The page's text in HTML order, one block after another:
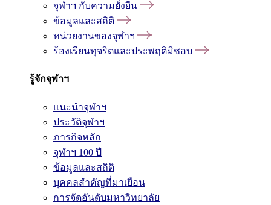
จุฬาฯ กับความยั่งยืน
ข้อมูลและสถิติ
หน่วยงานของจุฬาฯ
ร้องเรียนทุจริตและประพฤติมิชอบ
รู้จักจุฬาฯ
แนะนำจุฬาฯ
ประวัติจุฬาฯ
ภารกิจหลัก
จุฬาฯ 100 ปี
ข้อมูลและสถิติ
บุคคลสำคัญที่มาเยือน
การจัดอันดับมหาวิทยาลัย